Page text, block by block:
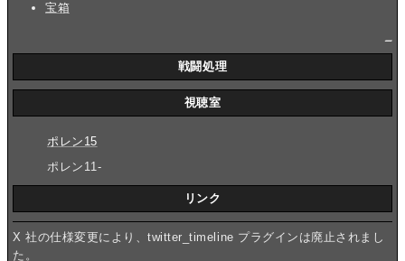
宝箱
戦闘処理
視聴室
ポレン15
ポレン11-
リンク
X 社の仕様変更により、twitter_timeline プラグインは廃止されまし
た。